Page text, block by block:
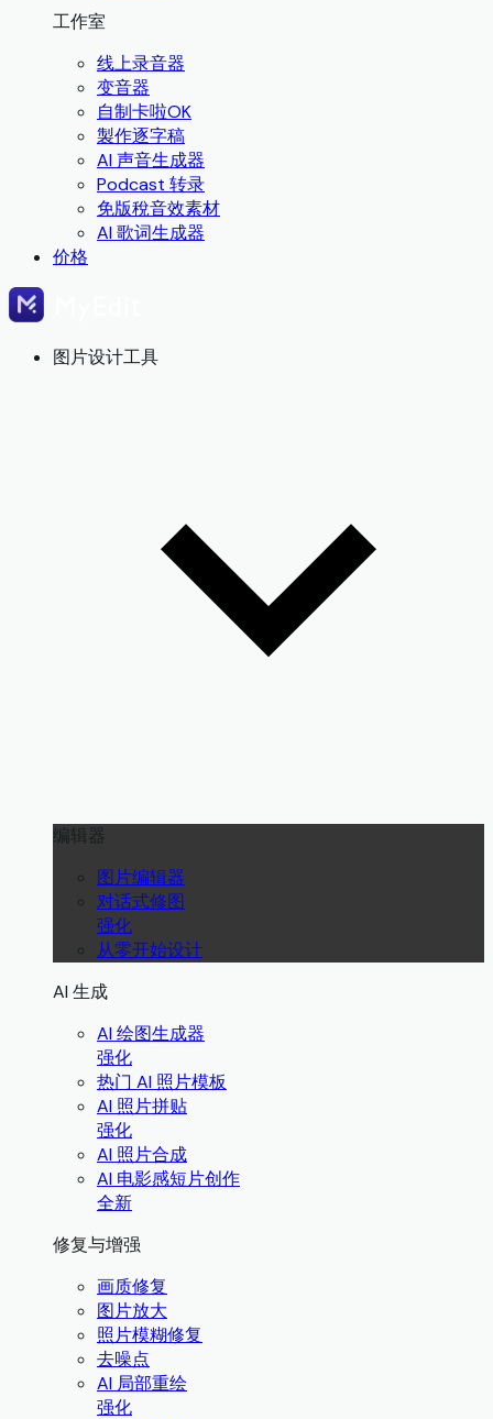
工作室
线上录音器
变音器
自制卡啦OK
製作逐字稿
AI 声音生成器
Podcast 转录
免版稅音效素材
AI 歌词生成器
价格
图片设计工具
编辑器
图片编辑器
对话式修图
强化
从零开始设计
AI 生成
AI 绘图生成器
强化
热门 AI 照片模板
AI 照片拼贴
强化
AI 照片合成
AI 电影感短片创作
全新
修复与增强
画质修复
图片放大
照片模糊修复
去噪点
AI 局部重绘
强化